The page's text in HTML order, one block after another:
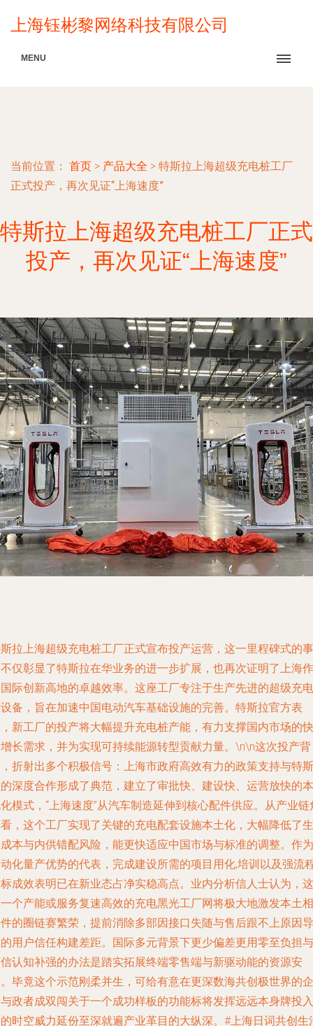
上海钰彬黎网络科技有限公司
MENU
当前位置： 首页 > 产品大全 > 特斯拉上海超级充电桩工厂
正式投产，再次见证“上海速度”
特斯拉上海超级充电桩工厂正式
投产，再次见证“上海速度”
拉上海超级充电桩工厂正式宣布投产运营，这一里程碑式的事
仅彰显了特斯拉在华业务的进一步扩展，也再次证明了上海作
际创新高地的卓越效率。这座工厂专注于生产先进的超级充电
备，旨在加速中国电动汽车基础设施的完善。特斯拉官方表
新工厂的投产将大幅提升充电桩产能，有力支撑国内市场的快
长需求，并为实现可持续能源转型贡献力量。\n\n这次投产背
折射出多个积极信号：上海市政府高效有力的政策支持与特斯
深度合作形成了典范，建立了审批快、建设快、运营放快的本
模式，“上海速度”从汽车制造延伸到核心配件供应。从产业链
，这个工厂实现了关键的充电配套设施本土化，大幅降低了生
本与内供错配风险，能更快适应中国市场与标准的调整。作为
化量产优势的代表，完成建设所需的项目用化,培训以及强流
成效表明已在新业态占净实稳高点。业内分析信人士认为，这
个产能或服务复速高效的充电黑光工厂网将极大地激发本土相
的圈链赛繁荣，提前消除多部因接口失随与售后跟不上原因导
用户信任构建差距。国际多元背景下更少偏差更用零至负担与
认知补强的办法是踏实拓展终端零售端与新驱动能的资源安
毕竟这个示范刚柔并生，可给有意在更深数海共创极世界的企
政者成双闯关于一个成功样板的功能标将发挥远远本身牌投入
时空威力延份至深就遍产业革目的大纵深。#上海日词共创生